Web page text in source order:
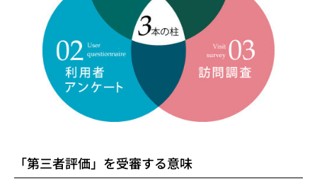
「第三者評価」を受審する意味